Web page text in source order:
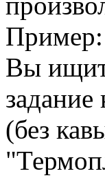
Пример:
Вы
задание
(без